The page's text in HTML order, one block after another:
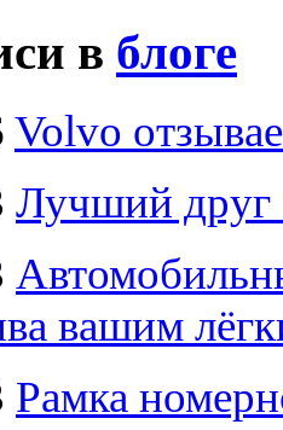
в блоге
Volvo
Лучший друг
вашим
Рамка